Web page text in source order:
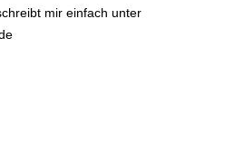
mir einfach unter